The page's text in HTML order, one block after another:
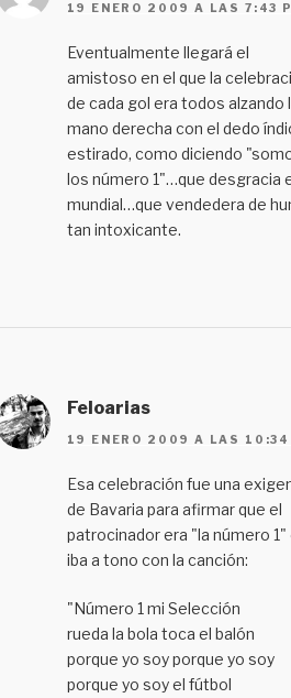
19 ENERO 2009 A LAS 7:43
Eventualmente llegará el
amistoso en el que la
de cada gol era todos alzando
mano derecha con el dedo
estirado, como diciendo
los número 1"…que desgracia
mundial…que vendedera de
tan intoxicante.
Feloarias
19 ENERO 2009 A LAS 10:34
Esa celebración fue una
de Bavaria para afirmar que el
patrocinador era "la número 1"
iba a tono con la canción:
"Número 1 mi Selección
rueda la bola toca el balón
porque yo soy porque yo soy
porque yo soy el fútbol